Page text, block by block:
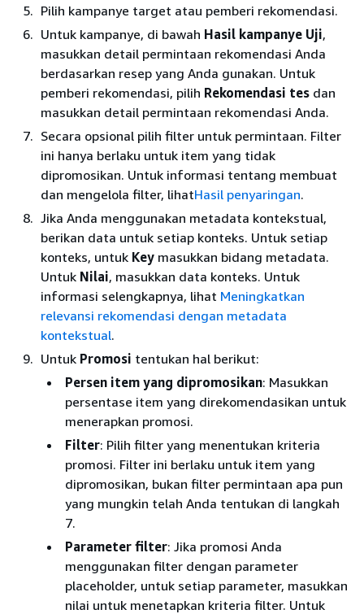
Pilih kampanye target atau pemberi rekomendasi.
Untuk kampanye, di bawah Hasil kampanye Uji,
masukkan detail permintaan rekomendasi Anda
berdasarkan resep yang Anda gunakan. Untuk
pemberi rekomendasi, pilih Rekomendasi tes dan
masukkan detail permintaan rekomendasi Anda.
Secara opsional pilih filter untuk permintaan. Filter
ini hanya berlaku untuk item yang tidak
dipromosikan. Untuk informasi tentang membuat
dan mengelola filter, lihatHasil penyaringan.
Jika Anda menggunakan metadata kontekstual,
berikan data untuk setiap konteks. Untuk setiap
konteks, untuk Key masukkan bidang metadata.
Untuk Nilai, masukkan data konteks. Untuk
informasi selengkapnya, lihat Meningkatkan
relevansi rekomendasi dengan metadata
kontekstual.
Untuk Promosi tentukan hal berikut:
Persen item yang dipromosikan: Masukkan
persentase item yang direkomendasikan untuk
menerapkan promosi.
Filter: Pilih filter yang menentukan kriteria
promosi. Filter ini berlaku untuk item yang
dipromosikan, bukan filter permintaan apa pun
yang mungkin telah Anda tentukan di langkah
7.
Parameter filter: Jika promosi Anda
menggunakan filter dengan parameter
placeholder, untuk setiap parameter, masukkan
nilai untuk menetapkan kriteria filter. Untuk